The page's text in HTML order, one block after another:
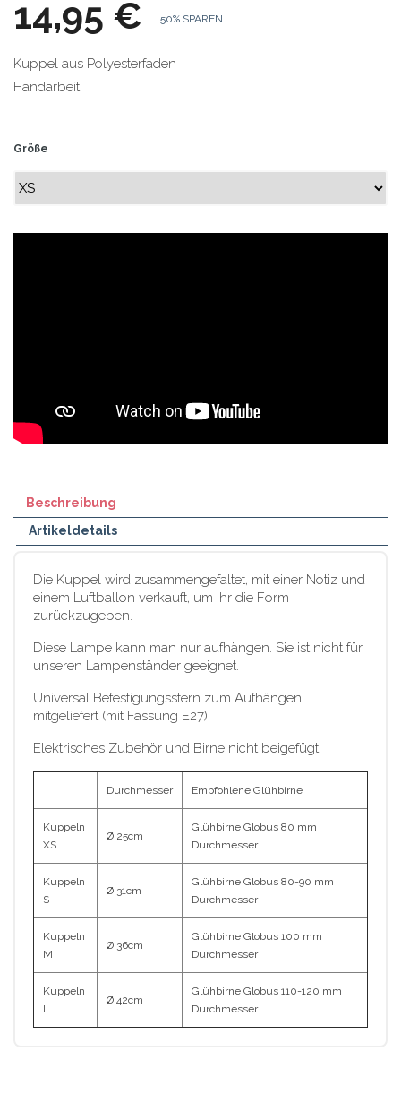
14,95 € 50% SPAREN
Kuppel aus Polyesterfaden
Handarbeit
Größe
Beschreibung
Artikeldetails
Die Kuppel wird zusammengefaltet, mit einer Notiz und
einem Luftballon verkauft, um ihr die Form
zurückzugeben.
Diese Lampe kann man nur aufhängen. Sie ist nicht für
unseren Lampenständer geeignet.
Universal Befestigungsstern zum Aufhängen
mitgeliefert (mit Fassung E27)
Elektrisches Zubehör und Birne nicht beigefügt
Durchmesser Empfohlene Glühbirne
Kuppeln
XS
Ø 25cm
Glühbirne Globus 80 mm
Durchmesser
Kuppeln
S
Ø 31cm
Glühbirne Globus 80-90 mm
Durchmesser
Kuppeln
M
Ø 36cm
Glühbirne Globus 100 mm
Durchmesser
Kuppeln
L
Ø 42cm
Glühbirne Globus 110-120 mm
Durchmesser